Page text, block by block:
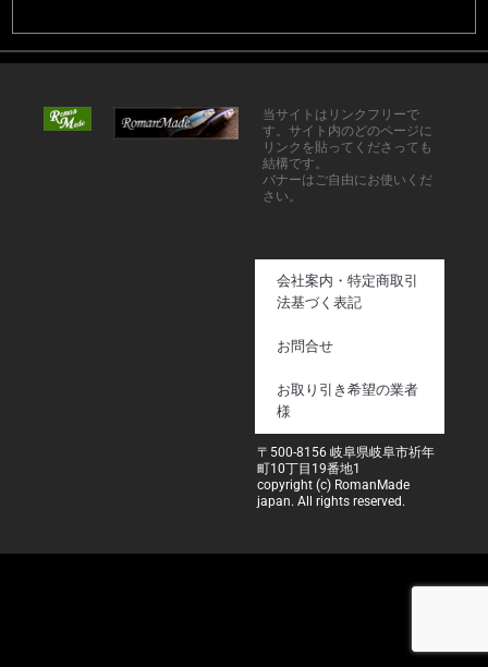
当サイトはリンクフリーで
す。サイト内のどのページに
リンクを貼ってくださっても
結構です。
バナーはご自由にお使いくだ
さい。
会社案内・特定商取引
法基づく表記
お問合せ
お取り引き希望の業者
様
〒500-8156 岐阜県岐阜市祈年
町10丁目19番地1
copyright (c) RomanMade
japan. All rights reserved.